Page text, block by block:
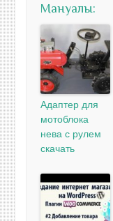
Мануалы:
Адаптер для
мотоблока
нева с рулем
скачать